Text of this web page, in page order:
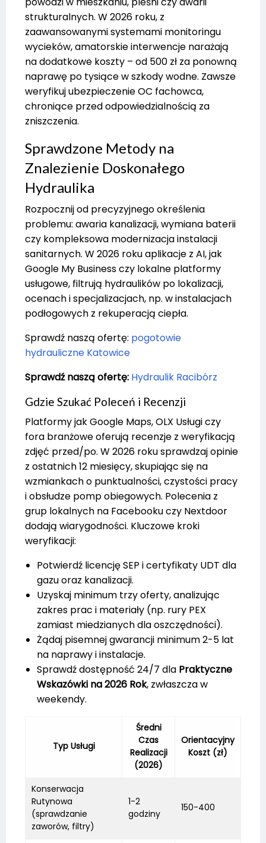
strukturalnych. W 2026 roku, z
zaawansowanymi systemami monitoringu
wycieków, amatorskie interwencje narażają
na dodatkowe koszty – od 500 zł za ponowną
naprawę po tysiące w szkody wodne. Zawsze
weryfikuj ubezpieczenie OC fachowca,
chroniące przed odpowiedzialnością za
zniszczenia.
Sprawdzone Metody na
Znalezienie Doskonałego
Hydraulika
Rozpocznij od precyzyjnego określenia
problemu: awaria kanalizacji, wymiana baterii
czy kompleksowa modernizacja instalacji
sanitarnych. W 2026 roku aplikacje z AI, jak
Google My Business czy lokalne platformy
usługowe, filtrują hydraulików po lokalizacji,
ocenach i specjalizacjach, np. w instalacjach
podłogowych z rekuperacją ciepła.
Sprawdź naszą ofertę: pogotowie
hydrauliczne Katowice
Sprawdź naszą ofertę: Hydraulik Racibórz
Gdzie Szukać Poleceń i Recenzji
Platformy jak Google Maps, OLX Usługi czy
fora branżowe oferują recenzje z weryfikacją
zdjęć przed/po. W 2026 roku sprawdzaj opinie
z ostatnich 12 miesięcy, skupiając się na
wzmiankach o punktualności, czystości pracy
i obsłudze pomp obiegowych. Polecenia z
grup lokalnych na Facebooku czy Nextdoor
dodają wiarygodności. Kluczowe kroki
weryfikacji:
Potwierdź licencję SEP i certyfikaty UDT dla
gazu oraz kanalizacji.
Uzyskaj minimum trzy oferty, analizując
zakres prac i materiały (np. rury PEX
zamiast miedzianych dla oszczędności).
Żądaj pisemnej gwarancji minimum 2-5 lat
na naprawy i instalacje.
Sprawdź dostępność 24/7 dla Praktyczne
Wskazówki na 2026 Rok, zwłaszcza w
weekendy.
Typ Usługi
Średni
Czas
Realizacji
(2026)
Orientacyjny
Koszt (zł)
Konserwacja
Rutynowa
(sprawdzanie
zaworów, filtry)
1-2
godziny
150-400